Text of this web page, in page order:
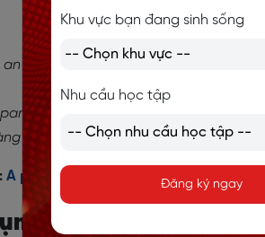
an app to keep track of her study
keeps track of customer feedback
mỗi tháng.)
A piece of cake là gì? Nguồn gốc,
từ thông dụng với
Khu vực bạn đang sinh sống
Nhu cầu học tập
Đăng ký ngay